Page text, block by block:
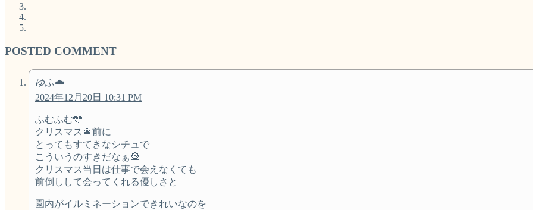
POSTED COMMENT
ゆふ☁️
2024年12月20日 10:31 PM
ふむふむ🩵
クリスマス🎄前に
とってもすてきなシチュで
こういうのすきだなぁ🎡
クリスマス当日は仕事で会えなくても
前倒しして会ってくれる優しさと
園内がイルミネーションできれいなのを